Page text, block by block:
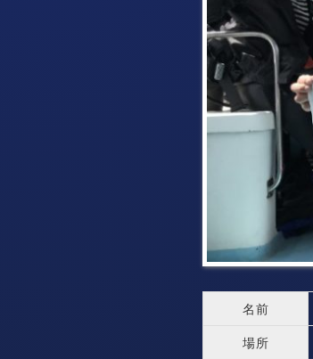
名前
場所